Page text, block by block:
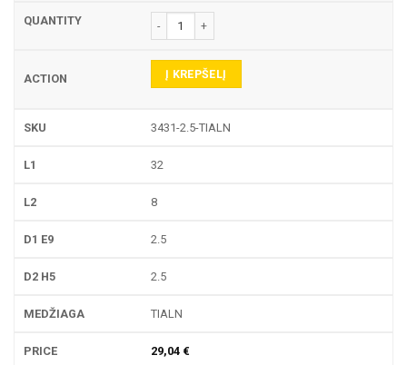
produkto kiekis: 3431 PIRŠTINĖ FREZA
Į KREPŠELĮ
3431-2.5-TIALN
32
8
2.5
2.5
TIALN
29,04 €